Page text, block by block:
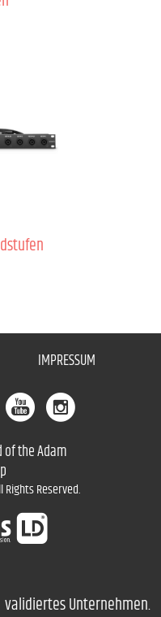
IMPRESSUM
of the Adam
Rights Reserved.
validiertes Unternehmen.